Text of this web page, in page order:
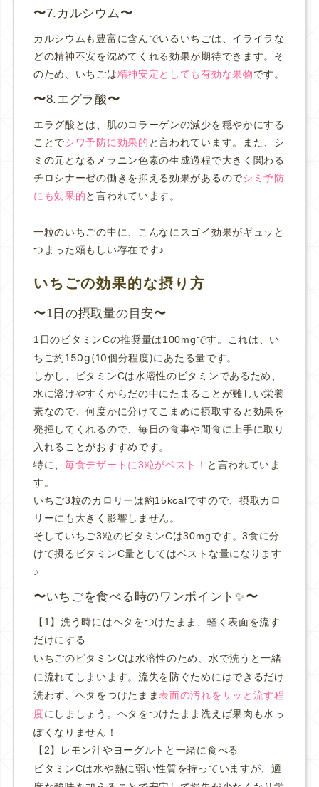
7.カルシウム
カルシウムも豊富に含んでいるいちごは、イライラな
どの精神不安を沈めてくれる効果が期待できます。そ
のため、いちごは精神安定としても有効な果物です。
8.エグラ酸
エラグ酸とは、肌のコラーゲンの減少を穏やかにする
ことでシワ予防に効果的 と言われています。また、シ
ミの元となるメラニン色素の生成過程で大きく関わる
チロシナーゼの働きを抑える効果があるのでシミ予防
にも効果的と言われています。
一粒のいちごの中に、
こんなにスゴイ効果がギュッと
つまった頼もしい存在です♪
いちごの効果的な摂り方
1日の摂取量の目安
1日のビタミンCの推奨量は100mgです。
これは、い
ちご約150g(10個分程度)にあたる量です。
しかし、ビタミンCは水溶性のビタミンであるため、
水に溶けやすくからだの中にたまることが難しい栄養
素なので、何度かに分けてこまめに摂取すると効果を
発揮してくれるので、毎日の食事や間食に上手に取り
入れることがおすすめです。
特に、毎食デザートに3粒がベスト！ と言われていま
す。
いちご3粒のカロリーは約15kcalですので、摂取カロ
リーにも大きく影響しません。
そしていちご3粒のビタミンCは30mgです。3食に分
けて摂るビタミンC量としてはベストな量になります
♪
いちごを食べる時のワンポイント✨
【1】洗う時にはヘタをつけたまま、軽く表面を流す
だけにする
いちごのビタミンCは水溶性のため、水で洗うと一緒
に流れてしまいます。 流失を防ぐためにはできるだけ
洗わず、ヘタをつけたまま表面の汚れをサッと流す程
度にしましょう。 ヘタをつけたまま洗えば果肉も水っ
ぽくなりません！
【2】レモン汁やヨーグルトと一緒に食べる
ビタミンCは水や熱に弱い性質を持っていますが、適